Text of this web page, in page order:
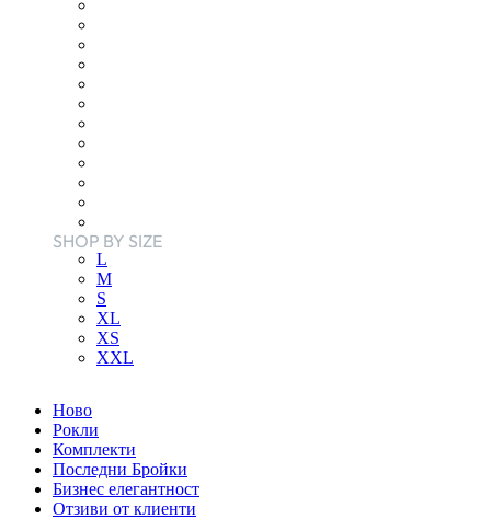
SHOP BY SIZE
L
M
S
XL
XS
XXL
Ново
Рокли
Комплекти
Последни Бройки
Бизнес елегантност
Отзиви от клиенти